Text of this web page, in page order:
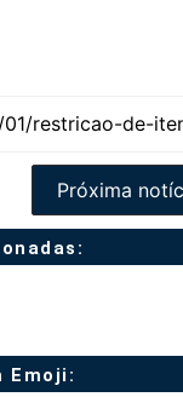
Próxima
Emoji: